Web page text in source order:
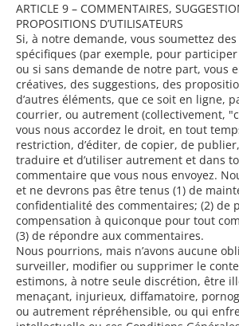
ARTICLE 9 – COMMENTAIRES,
PROPOSITIONS D’UTILISATEURS
Si, à notre demande, vous soumettez
spécifiques (par exemple, pour participer
ou si sans demande de notre part, vous
créatives, des suggestions, des
d’autres éléments, que ce soit en ligne,
courrier, ou autrement (collectivement,
vous nous accordez le droit, en tout
restriction, d’éditer, de copier, de
traduire et d’utiliser autrement et dans
commentaire que vous nous envoyez.
et ne devrons pas être tenus (1) de
confidentialité des commentaires; (2) de
compensation à quiconque pour tout
(3) de répondre aux commentaires.
Nous pourrions, mais n’avons aucune
surveiller, modifier ou supprimer le
estimons, à notre seule discrétion, être
menaçant, injurieux, diffamatoire,
ou autrement répréhensible, ou qui